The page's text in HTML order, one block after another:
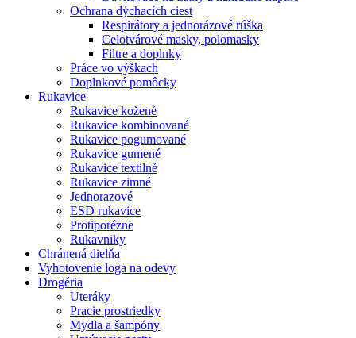
Ochrana dýchacích ciest
Respirátory a jednorázové rúška
Celotvárové masky, polomasky
Filtre a doplnky
Práce vo výškach
Doplnkové pomôcky
Rukavice
Rukavice kožené
Rukavice kombinované
Rukavice pogumované
Rukavice gumené
Rukavice textilné
Rukavice zimné
Jednorazové
ESD rukavice
Protiporézne
Rukavniky
Chránená dielňa
Vyhotovenie loga na odevy
Drogéria
Uteráky
Pracie prostriedky
Mydla a šampóny